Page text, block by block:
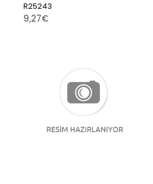
R25243
9,27€